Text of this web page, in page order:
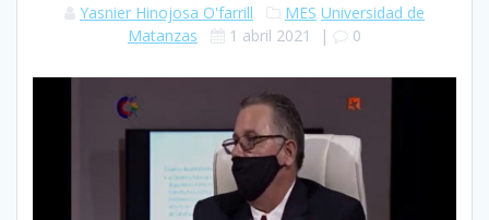
Yasnier Hinojosa O'farrill MES Universidad de
Matanzas
1 abril 2021 | 0